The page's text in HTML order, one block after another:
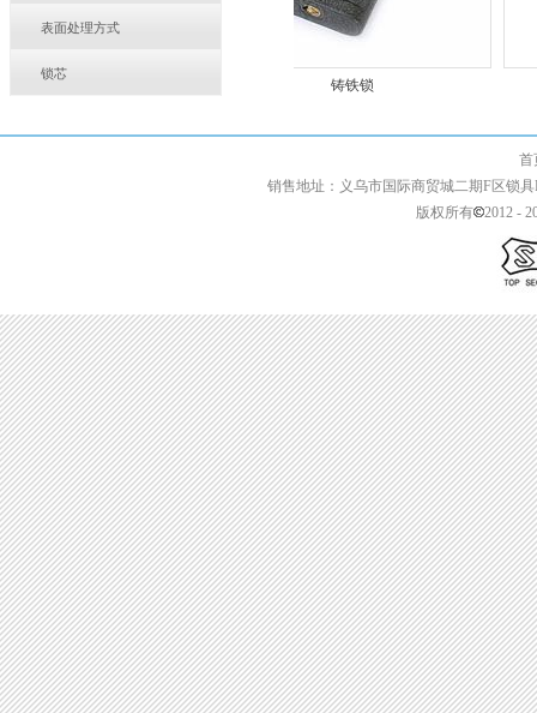
表面处理方式
锁芯
叶片大圆角锁/亚光 铸铁锁
首页 | 关于我们
销售地址：义乌市国际商贸城二期F区锁具
版权所有
2012 -